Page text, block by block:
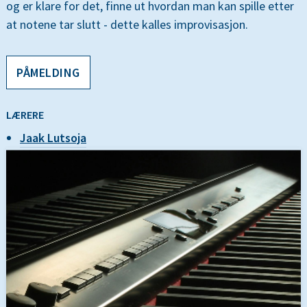
og er klare for det, finne ut hvordan man kan spille etter
at notene tar slutt - dette kalles improvisasjon.
PÅMELDING
LÆRERE
Jaak Lutsoja